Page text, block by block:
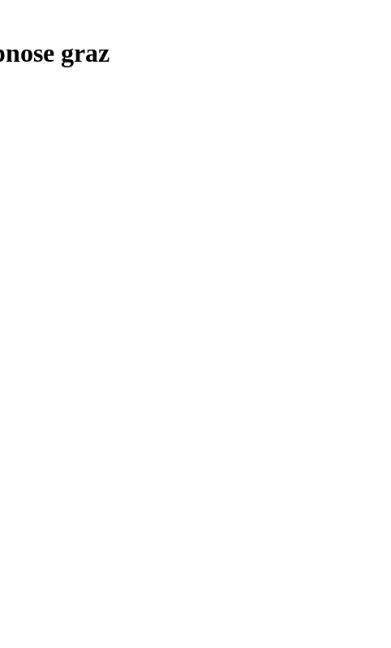
graz